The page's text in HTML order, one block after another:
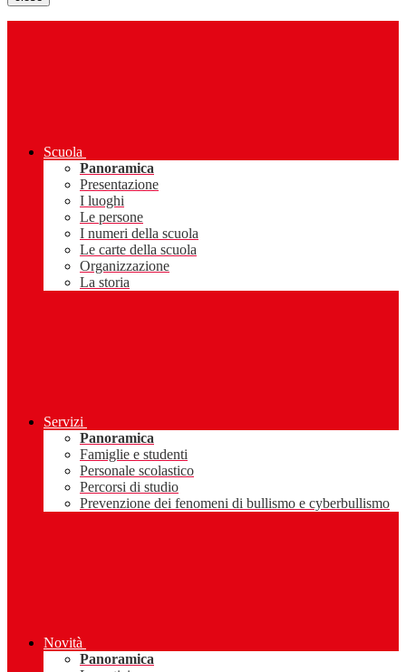
Scuola
Panoramica
Presentazione
I luoghi
Le persone
I numeri della scuola
Le carte della scuola
Organizzazione
La storia
Servizi
Panoramica
Famiglie e studenti
Personale scolastico
Percorsi di studio
Prevenzione dei fenomeni di bullismo e cyberbullismo
Novità
Panoramica